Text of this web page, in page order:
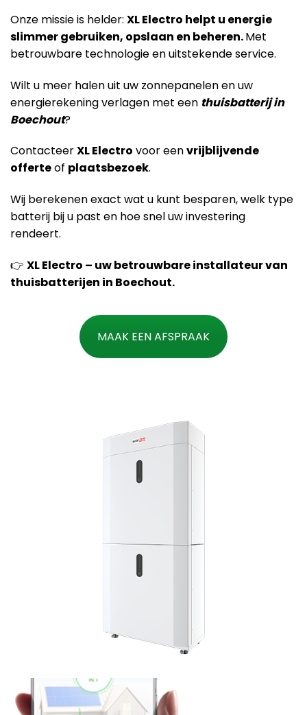
Onze missie is helder: XL Electro helpt u energie
slimmer gebruiken, opslaan en beheren.Met
betrouwbare technologie en uitstekende service.
Wilt u meer halen uit uw zonnepanelen en uw
energierekening verlagen met een thuisbatterij in
Boechout?
ContacteerXL Electro voor eenvrijblijvende
offerteof plaatsbezoek.
Wij berekenen exact wat u kunt besparen, welk type
batterij bij u past en hoe snel uw investering
rendeert.
👉 XL Electro – uw betrouwbare installateur van
thuisbatterijen in Boechout.
MAAK EEN AFSPRAAK